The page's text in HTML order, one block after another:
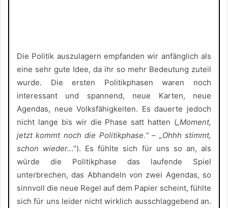
Die Politik auszulagern empfanden wir anfänglich als
eine sehr gute Idee, da ihr so mehr Bedeutung zuteil
wurde. Die ersten Politikphasen waren noch
interessant und spannend, neue Karten, neue
Agendas, neue Volksfähigkeiten. Es dauerte jedoch
nicht lange bis wir die Phase satt hatten („Moment,
jetzt kommt noch die Politikphase.“ – „Ohhh stimmt,
schon wieder...“). Es fühlte sich für uns so an, als
würde die Politikphase das laufende Spiel
unterbrechen, das Abhandeln von zwei Agendas, so
sinnvoll die neue Regel auf dem Papier scheint, fühlte
sich für uns leider nicht wirklich ausschlaggebend an.